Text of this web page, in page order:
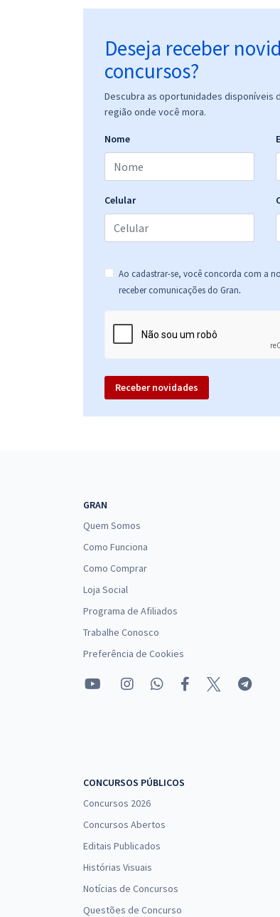
Deseja receber
concursos?
Descubra as oportunidades disponíveis
região onde você mora.
Nome
Celular
Ao cadastrar-se, você concorda com a
receber comunicações do Gran.
Receber novidades
GRAN
Quem Somos
Como Funciona
Como Comprar
Loja Social
Programa de Afiliados
Trabalhe Conosco
Preferência de Cookies
CONCURSOS PÚBLICOS
Concursos 2026
Concursos Abertos
Editais Publicados
Histórias Visuais
Notícias de Concursos
Questões de Concurso